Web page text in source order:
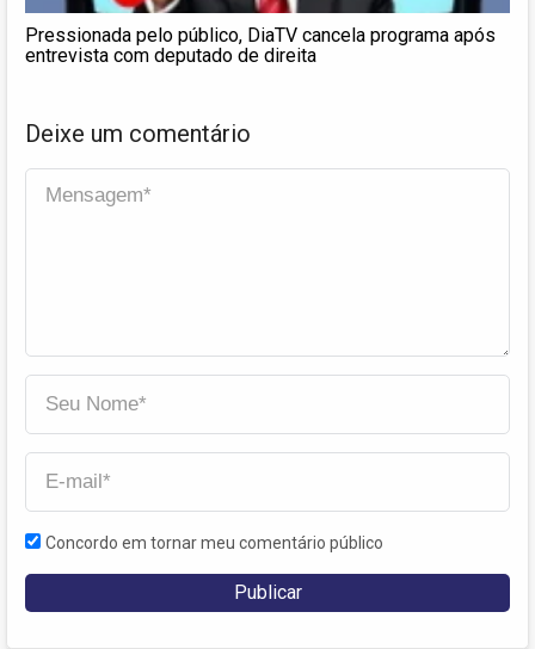
Pressionada pelo público, DiaTV cancela programa após
entrevista com deputado de direita
Deixe um comentário
Concordo em tornar meu comentário público